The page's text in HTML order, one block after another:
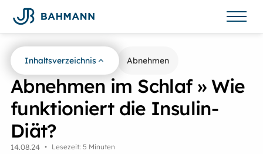
Zurück zur Übersicht Abnehmen
Abnehmen im Schlaf » Wie
funktioniert die Insulin-
Diät?
14.08.24 • Lesezeit: 5 Minuten
Inhaltsverzeichnis